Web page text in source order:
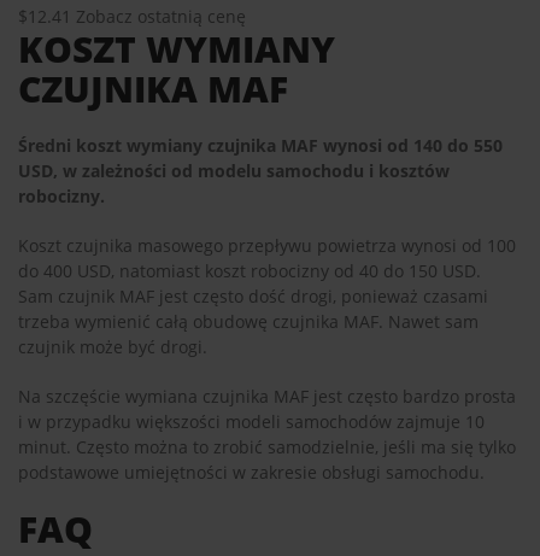
$12.41 Zobacz ostatnią cenę
KOSZT WYMIANY
CZUJNIKA MAF
Średni koszt wymiany czujnika MAF wynosi od 140 do 550
USD, w zależności od modelu samochodu i kosztów
robocizny.
Koszt czujnika masowego przepływu powietrza wynosi od 100
do 400 USD, natomiast koszt robocizny od 40 do 150 USD.
Sam czujnik MAF jest często dość drogi, ponieważ czasami
trzeba wymienić całą obudowę czujnika MAF. Nawet sam
czujnik może być drogi.
Na szczęście wymiana czujnika MAF jest często bardzo prosta
i w przypadku większości modeli samochodów zajmuje 10
minut. Często można to zrobić samodzielnie, jeśli ma się tylko
podstawowe umiejętności w zakresie obsługi samochodu.
FAQ